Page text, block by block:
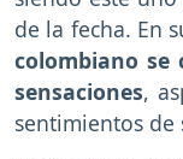
de la fecha. En
colombiano se
sensaciones,
sentimientos de